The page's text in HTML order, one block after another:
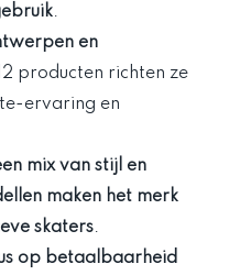
.
en
producten richten ze
ervaring en
mix van stijl en
maken het merk
skaters.
op betaalbaarheid